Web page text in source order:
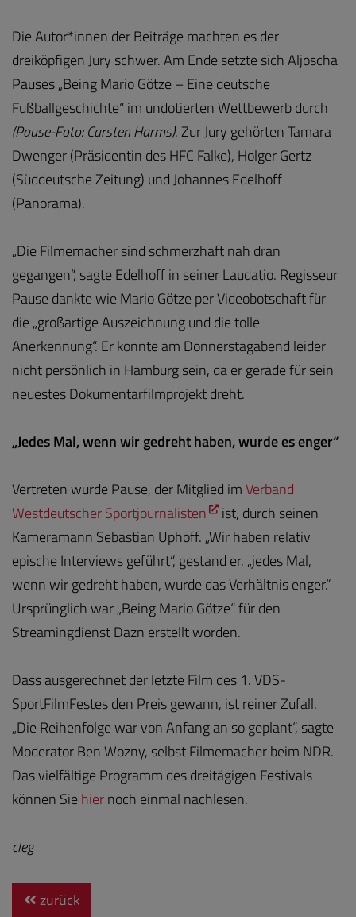
Die Autor*innen der Beiträge machten es der
dreiköpfigen Jury schwer. Am Ende setzte sich Aljoscha
Pauses „Being Mario Götze – Eine deutsche
Fußballgeschichte“ im undotierten Wettbewerb durch
(Pause-Foto: Carsten Harms). Zur Jury gehörten Tamara
Dwenger (Präsidentin des HFC Falke), Holger Gertz
(Süddeutsche Zeitung) und Johannes Edelhoff
(Panorama).
„Die Filmemacher sind schmerzhaft nah dran
gegangen“, sagte Edelhoff in seiner Laudatio. Regisseur
Pause dankte wie Mario Götze per Videobotschaft für
die „großartige Auszeichnung und die tolle
Anerkennung“. Er konnte am Donnerstagabend leider
nicht persönlich in Hamburg sein, da er gerade für sein
neuestes Dokumentarfilmprojekt dreht.
„Jedes Mal, wenn wir gedreht haben, wurde es enger“
Vertreten wurde Pause, der Mitglied imVerband
Westdeutscher Sportjournalisten
ist, durch seinen
Kameramann Sebastian Uphoff. „Wir haben relativ
epische Interviews geführt“, gestand er, „jedes Mal,
wenn wir gedreht haben, wurde das Verhältnis enger.“
Ursprünglich war „Being Mario Götze“ für den
Streamingdienst Dazn erstellt worden.
Dass ausgerechnet der letzte Film des 1. VDS-
SportFilmFestes den Preis gewann, ist reiner Zufall.
„Die Reihenfolge war von Anfang an so geplant“, sagte
Moderator Ben Wozny, selbst Filmemacher beim NDR.
Das vielfältige Programm des dreitägigen Festivals
können Sie hiernoch einmal nachlesen.
cleg
zurück